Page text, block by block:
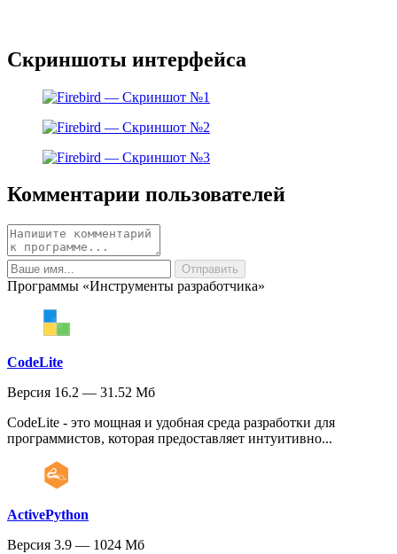
Скриншоты интерфейса
Комментарии пользователей
Программы «Инструменты разработчика»
CodeLite
Версия 16.2 — 31.52 Мб
CodeLite - это мощная и удобная среда разработки для
программистов, которая предоставляет интуитивно...
ActivePython
Версия 3.9 — 1024 Мб